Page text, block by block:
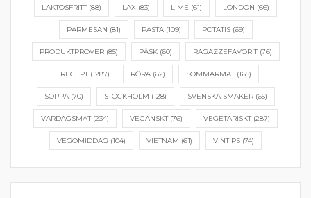
LAKTOSFRITT(88) LAX (83) LIME (61) LONDON (66)
PARMESAN (81) PASTA(109) POTATIS(69)
PRODUKTPROVER(85) PÅSK(60) RAGAZZEFAVORIT(76)
RECEPT(1287) RÖRA(62) SOMMARMAT(165)
SOPPA(70) STOCKHOLM (128) SVENSKA SMAKER(65)
VARDAGSMAT(234) VEGANSKT(76) VEGETARISKT(287)
VEGOMIDDAG (104) VIETNAM (61) VINTIPS (74)